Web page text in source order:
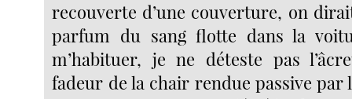
recouverte d’une couverture, on
parfum du sang flotte dans la
m’habituer, je ne déteste pas
fadeur de la chair rendue passive par